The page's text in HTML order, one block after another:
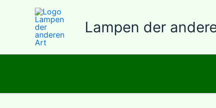
Lampen der